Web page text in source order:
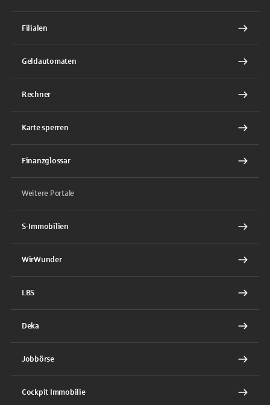
Filialen
Geldautomaten
Rechner
Karte sperren
Finanzglossar
Weitere Portale
S-Immobilien
WirWunder
LBS
Deka
Jobbörse
Cockpit Immobilie